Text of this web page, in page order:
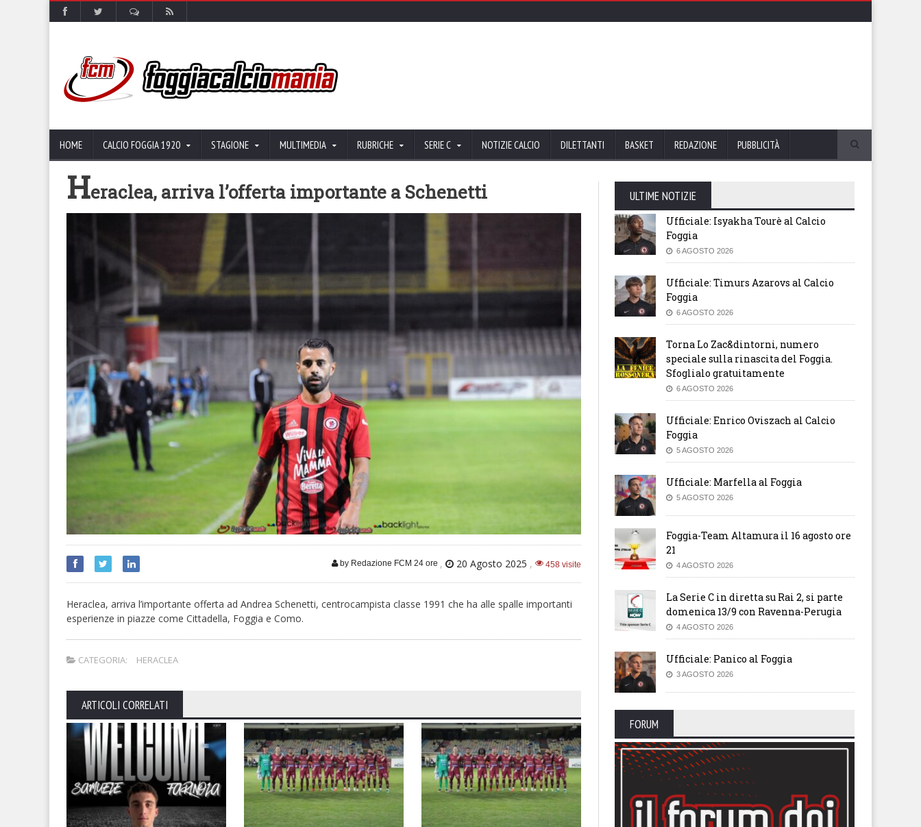
HOME CALCIO FOGGIA 1920 STAGIONE MULTIMEDIA RUBRICHE SERIE C NOTIZIE CALCIO DILETTANTI BASKET REDAZIONE PUBBLICITÀ
Heraclea, arriva l’offerta importante a Schenetti
by Redazione FCM 24 ore , 20 Agosto 2025 , 458 visite
Heraclea, arriva l’importante offerta ad Andrea Schenetti, centrocampista classe 1991 che ha alle spalle importanti
esperienze in piazze come Cittadella, Foggia e Como.
CATEGORIA: HERACLEA
ARTICOLI CORRELATI
ULTIME NOTIZIE
Ufficiale: Isyakha Tourè al Calcio
Foggia
6 AGOSTO 2026
Ufficiale: Timurs Azarovs al Calcio
Foggia
6 AGOSTO 2026
Torna Lo Zac&dintorni, numero
speciale sulla rinascita del Foggia.
Sfoglialo gratuitamente
6 AGOSTO 2026
Ufficiale: Enrico Oviszach al Calcio
Foggia
5 AGOSTO 2026
Ufficiale: Marfella al Foggia
5 AGOSTO 2026
Foggia-Team Altamura il 16 agosto ore
21
4 AGOSTO 2026
La Serie C in diretta su Rai 2, si parte
domenica 13/9 con Ravenna-Perugia
4 AGOSTO 2026
Ufficiale: Panico al Foggia
3 AGOSTO 2026
FORUM